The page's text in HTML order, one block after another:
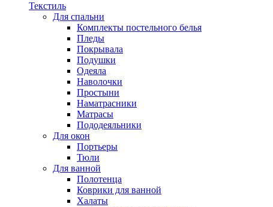
Текстиль
Для спальни
Комплекты постельного белья
Пледы
Покрывала
Подушки
Одеяла
Наволочки
Простыни
Наматрасники
Матрасы
Пододеяльники
Для окон
Портьеры
Тюли
Для ванной
Полотенца
Коврики для ванной
Халаты